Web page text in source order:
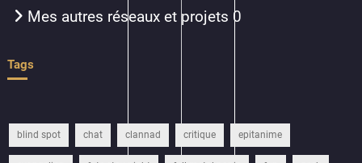
Mes autres réseaux et projets 0
Tags
blind spot chat clannad critique epitanime